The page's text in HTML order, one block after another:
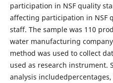
participation in NSF quality
affecting participation in NSF
staff. The sample was 110
water manufacturing
method was used to collect
used as research instrument.
analysis